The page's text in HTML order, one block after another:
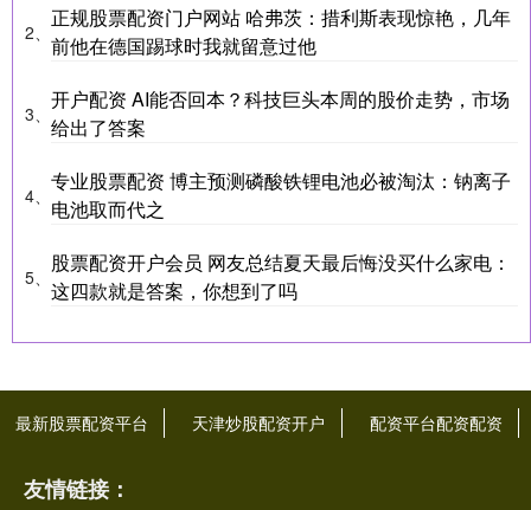
2、
正规股票配资门户网站 哈弗茨：措利斯表现惊艳，几年
前他在德国踢球时我就留意过他
3、
开户配资 AI能否回本？科技巨头本周的股价走势，市场
给出了答案
4、
专业股票配资 博主预测磷酸铁锂电池必被淘汰：钠离子
电池取而代之
5、
股票配资开户会员 网友总结夏天最后悔没买什么家电：
这四款就是答案，你想到了吗
最新股票配资平台 天津炒股配资开户 配资平台配资配资
友情链接：